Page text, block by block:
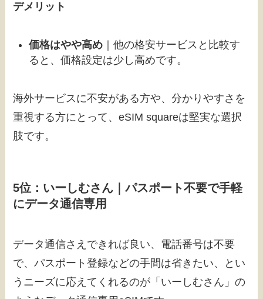
デメリット
価格はやや高め ｜他の格安サービスと比較す
ると、価格設定は少し高めです。
海外サービスに不安がある方や、分かりやすさを
重視する方にとって、eSIM squareは堅実な選択
肢です。
5位：いーしむさん｜パスポート不要で手軽
にデータ通信専用
データ通信さえできれば良い、電話番号は不要
で、パスポート登録などの手間は省きたい、とい
うニーズに応えてくれるのが「いーしむさん」の